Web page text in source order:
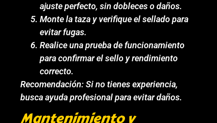
ajuste perfecto, sin dobleces o daños.
Monte la taza y verifique el sellado para
evitar fugas.
Realice una prueba de funcionamiento
para confirmar el sello y rendimiento
correcto.
Recomendación: Si no tienes experiencia,
busca ayuda profesional para evitar daños.
Mantenimiento y